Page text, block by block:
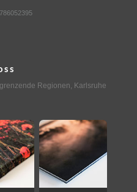
Regionen Karlsruhe